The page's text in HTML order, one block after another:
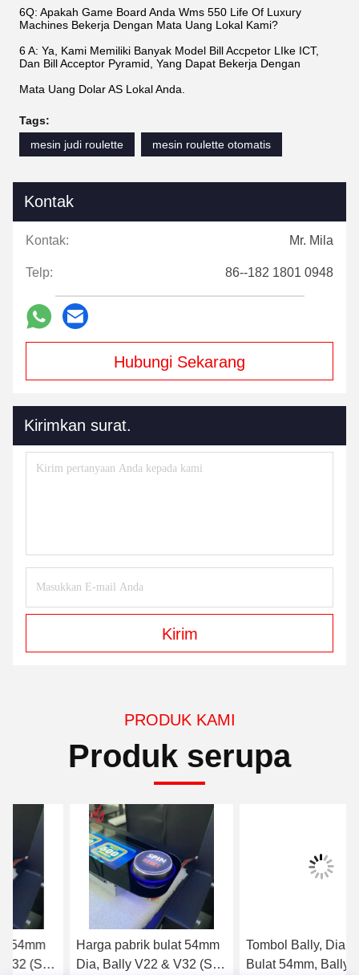
6Q: Apakah Game Board Anda Wms 550 Life Of Luxury
Machines Bekerja Dengan Mata Uang Lokal Kami?
6 A: Ya, Kami Memiliki Banyak Model Bill Accpetor LIke ICT,
Dan Bill Acceptor Pyramid, Yang Dapat Bekerja Dengan
Mata Uang Dolar AS Lokal Anda.
Tags:
mesin judi roulette
mesin roulette otomatis
Kontak
Kontak: Mr. Mila
Telp: 86--182 1801 0948
Hubungi Sekarang
Kirimkan surat.
Kirim
PRODUK KAMI
Produk serupa
Harga pabrik bulat 54mm
Dia, Bally V22 & V32 (SP-
Tombol Bally, Diameter
Bulat 54mm, Bally V22 &